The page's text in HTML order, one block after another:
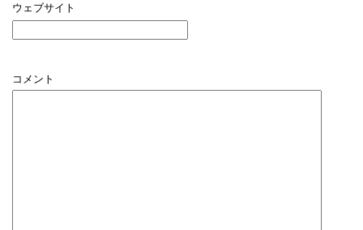
ウェブサイト
コメント